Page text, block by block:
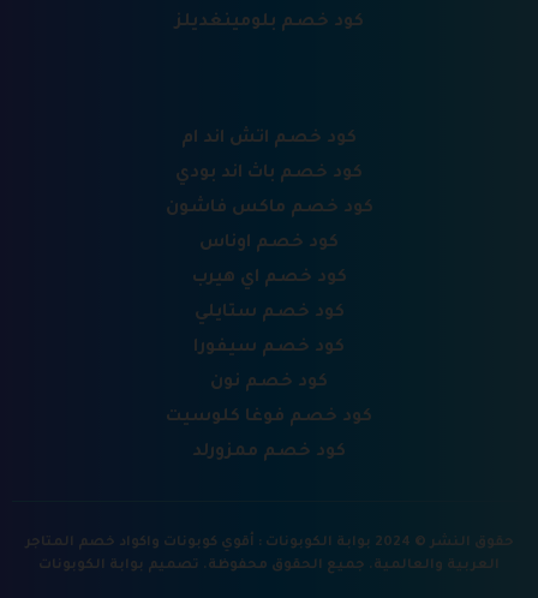
كود خصم بلومينغديلز
كود خصم اتش اند ام
كود خصم باث اند بودي
كود خصم ماكس فاشون
كود خصم اوناس
كود خصم اي هيرب
كود خصم ستايلي
كود خصم سيفورا
كود خصم نون
كود خصم فوغا كلوسيت
كود خصم ممزورلد
حقوق النشر © 2024 بوابة الكوبونات : أقوي كوبونات واكواد خصم المتاجر
العربية والعالمية. جميع الحقوق محفوظة. تصميم بوابة الكوبونات